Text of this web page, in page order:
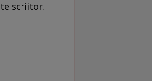
scriitor.